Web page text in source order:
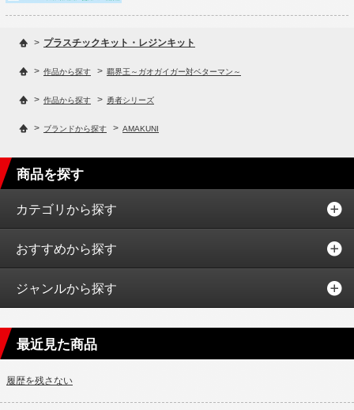
> プラスチックキット・レジンキット
> 作品から探す > 覇界王～ガオガイガー対ベターマン～
> 作品から探す > 勇者シリーズ
> ブランドから探す > AMAKUNI
商品を探す
カテゴリから探す
おすすめから探す
ジャンルから探す
最近見た商品
履歴を残さない